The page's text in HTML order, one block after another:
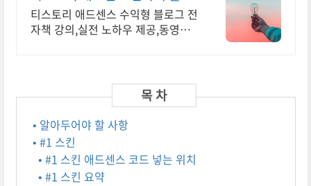
100만원 고정 수익발생!
티스토리 애드센스 수익형 블로그 전
자책 강의,실전 노하우 제공,동영상
• 알아두어야 할 사항
• #1 스킨
• #1 스킨 애드센스 코드 넣는 위치
• #1 스킨 요약